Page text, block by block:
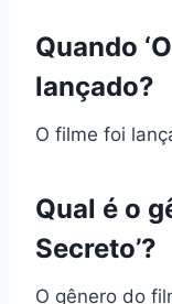
Quando
lançado?
O filme foi
Qual é o
Secreto’?
O gênero do